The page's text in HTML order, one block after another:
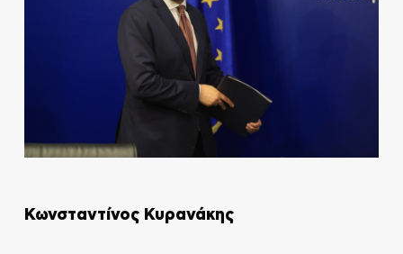
Κωνσταντίνος Κυρανάκης